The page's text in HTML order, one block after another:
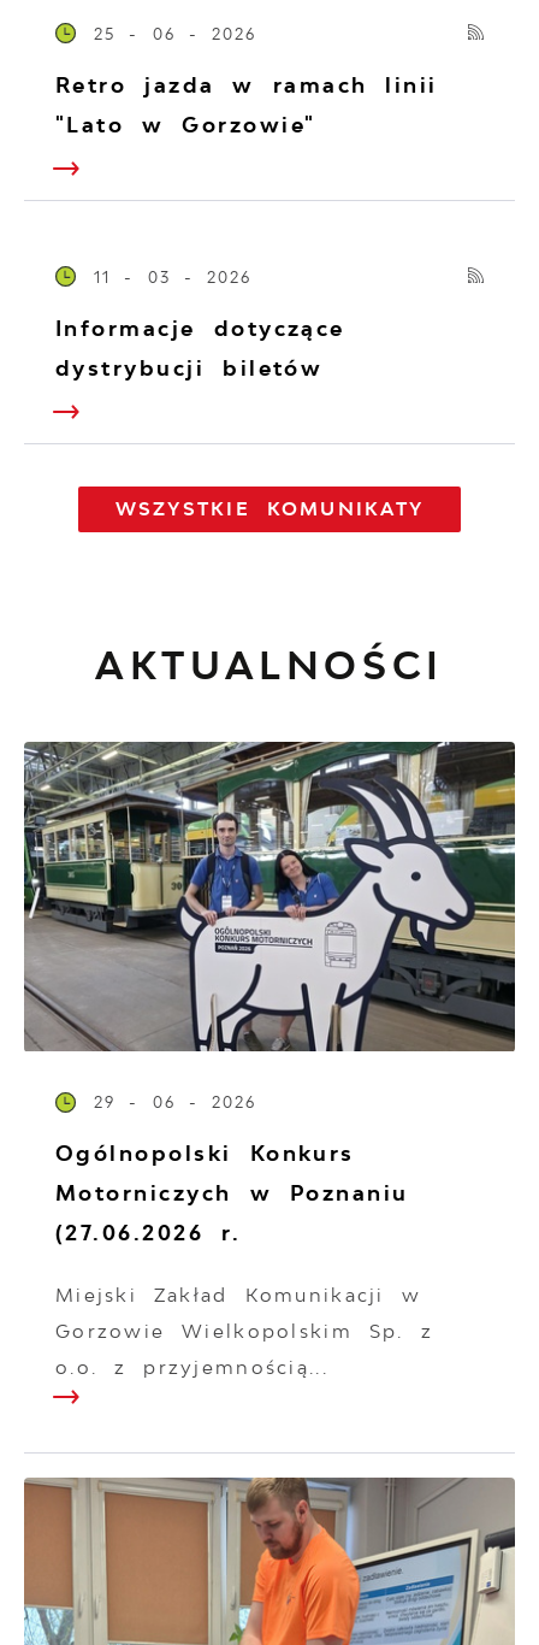
25 - 06 - 2026
Retro jazda w ramach linii
"Lato w Gorzowie"
11 - 03 - 2026
Informacje dotyczące
dystrybucji biletów
WSZYSTKIE KOMUNIKATY
AKTUALNOŚCI
29 - 06 - 2026
Ogólnopolski Konkurs
Motorniczych w Poznaniu
(27.06.2026 r.
Miejski Zakład Komunikacji w
Gorzowie Wielkopolskim Sp. z
o.o. z przyjemnością...